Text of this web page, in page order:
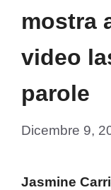
mostra
video
parole
Dicembre 9,
Jasmine